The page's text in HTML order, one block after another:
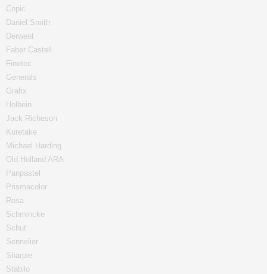
Copic
Daniel Smith
Derwent
Faber Castell
Finetec
Generals
Grafix
Holbein
Jack Richeson
Kuretake
Michael Harding
Old Holland ARA
Panpastel
Prismacolor
Rosa
Schmincke
Schut
Sennelier
Sharpie
Stabilo